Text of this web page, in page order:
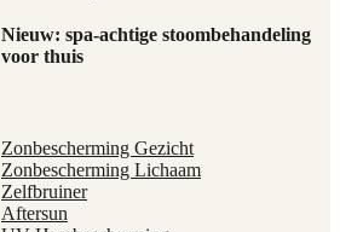
Nieuw: spa-achtige stoombehandeling
voor thuis
Zonbescherming Gezicht
Zonbescherming Lichaam
Zelfbruiner
Aftersun